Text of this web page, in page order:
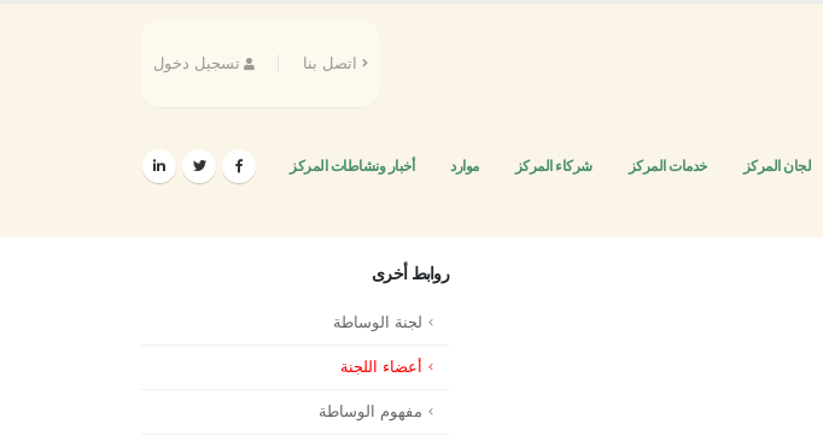
اتصل بنا تسجيل دخول
لجان المركز خدمات المركز شركاء المركز موارد أخبار ونشاطات المركز
روابط أخرى
لجنة الوساطة
أعضاء اللجنة
مفهوم الوساطة